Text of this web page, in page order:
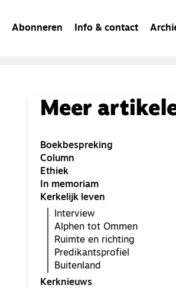
Abonneren Info & contact
Meer
Boekbespreking
Column
Ethiek
In memoriam
Kerkelijk leven
Interview
Alphen tot Ommen
Ruimte en richting
Predikantsprofiel
Buitenland
Kerknieuws